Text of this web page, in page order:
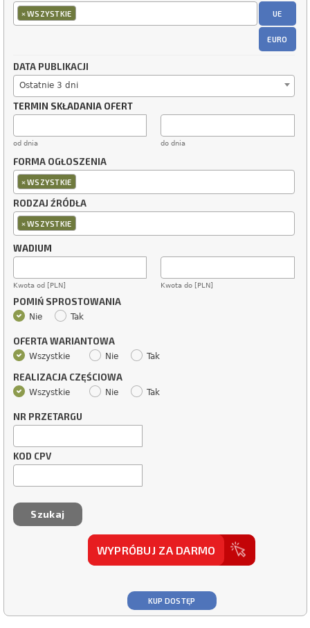
×WSZYSTKIE UE
EURO
DATA PUBLIKACJI
Ostatnie 3 dni
TERMIN SKŁADANIA OFERT
od dnia do dnia
FORMA OGŁOSZENIA
×WSZYSTKIE
RODZAJ ŹRÓDŁA
×WSZYSTKIE
WADIUM
Kwota od [PLN] Kwota do [PLN]
POMIŃ SPROSTOWANIA
Nie Tak
OFERTA WARIANTOWA
Wszystkie Nie Tak
REALIZACJA CZĘŚCIOWA
Wszystkie Nie Tak
NR PRZETARGU
KOD CPV
WYPRÓBUJ ZA DARMO
KUP DOSTĘP